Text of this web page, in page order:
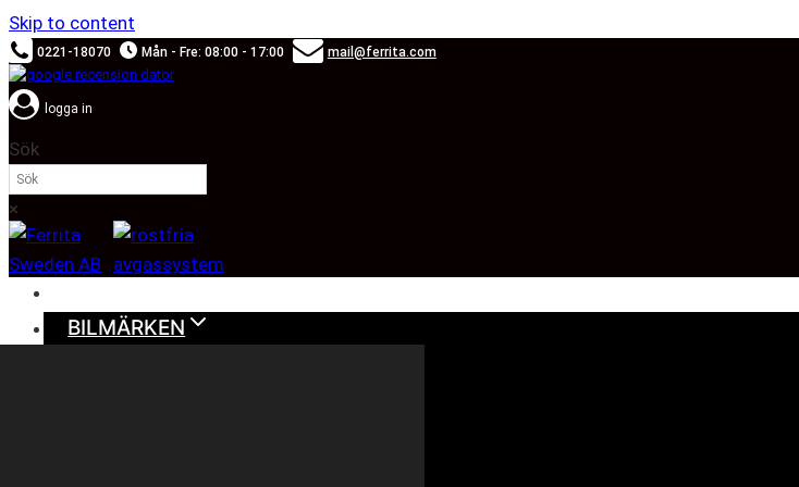
Skip to content
0221-18070 Mån - Fre: 08:00 - 17:00 mail@ferrita.com
logga in
Sök
×
BILMÄRKEN